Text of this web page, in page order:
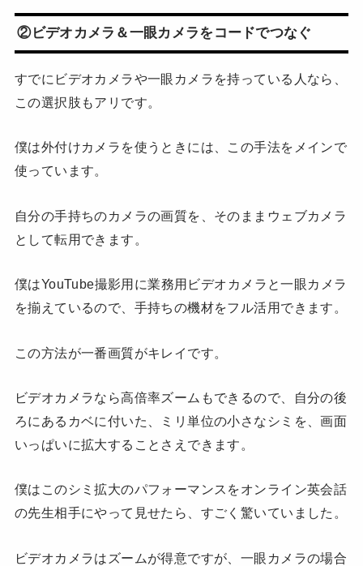
②ビデオカメラ＆一眼カメラをコードでつなぐ
すでにビデオカメラや一眼カメラを持っている人なら、
この選択肢もアリです。
僕は外付けカメラを使うときには、この手法をメインで
使っています。
自分の手持ちのカメラの画質を、そのままウェブカメラ
として転用できます。
僕はYouTube撮影用に業務用ビデオカメラと一眼カメラ
を揃えているので、手持ちの機材をフル活用できます。
この方法が一番画質がキレイです。
ビデオカメラなら高倍率ズームもできるので、自分の後
ろにあるカベに付いた、ミリ単位の小さなシミを、画面
いっぱいに拡大することさえできます。
僕はこのシミ拡大のパフォーマンスをオンライン英会話
の先生相手にやって見せたら、すごく驚いていました。
ビデオカメラはズームが得意ですが、一眼カメラの場合